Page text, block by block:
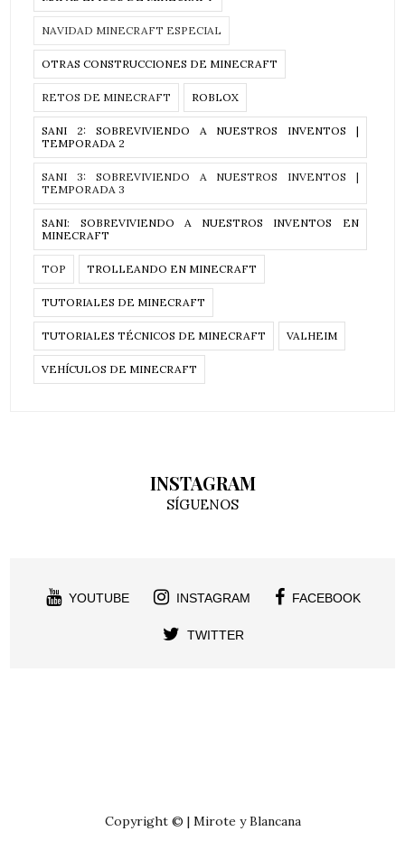
NAVIDAD MINECRAFT ESPECIAL
OTRAS CONSTRUCCIONES DE MINECRAFT
RETOS DE MINECRAFT ROBLOX
SANI 2: SOBREVIVIENDO A NUESTROS INVENTOS |
TEMPORADA 2
SANI 3: SOBREVIVIENDO A NUESTROS INVENTOS |
TEMPORADA 3
SANI: SOBREVIVIENDO A NUESTROS INVENTOS EN
MINECRAFT
TOP TROLLEANDO EN MINECRAFT
TUTORIALES DE MINECRAFT
TUTORIALES TÉCNICOS DE MINECRAFT VALHEIM
VEHÍCULOS DE MINECRAFT
INSTAGRAM
SÍGUENOS
YOUTUBE INSTAGRAM FACEBOOK
TWITTER
Copyright © | Mirote y Blancana